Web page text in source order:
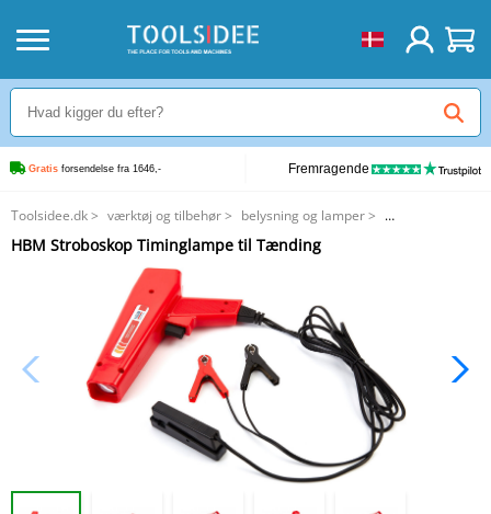
Gratis forsendelse fra 1646,- Fremragende
Toolsidee.dk> værktøj og tilbehør> belysning og lamper>
HBM Stroboskop Timinglampe til Tænding
HBM Stroboskop Timinglampe til Tænding